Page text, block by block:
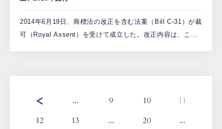
2014年6月19日、商標法の改正を含む法案（Bill C-31）が裁
可（Royal Assent）を受けて成立した。改正内容は、これ
... 9 10
11
12
13 ... 20 ...